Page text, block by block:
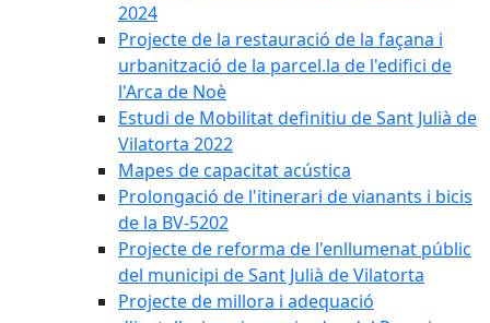
2024
Projecte de la restauració de la façana i
urbanització de la parcel.la de l'edifici de
l'Arca de Noè
Estudi de Mobilitat definitiu de Sant Julià de
Vilatorta 2022
Mapes de capacitat acústica
Prolongació de l'itinerari de vianants i bicis
de la BV-5202
Projecte de reforma de l'enllumenat públic
del municipi de Sant Julià de Vilatorta
Projecte de millora i adequació